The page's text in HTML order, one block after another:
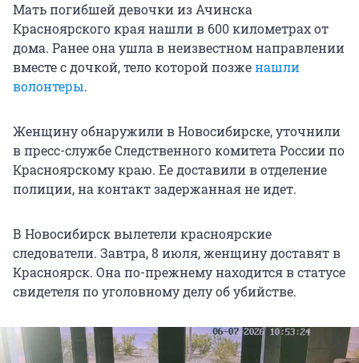
Мать погибшей девочки из Ачинска
Красноярского края нашли в 600 километрах от
дома. Ранее она ушла в неизвестном направлении
вместе с дочкой, тело которой позженашли
волонтеры.
Женщину обнаружили в Новосибирске, уточнили
в пресс-службе Следственного комитета России по
Красноярскому краю. Ее доставили в отделение
полиции, на контакт задержанная не идет.
В Новосибирск вылетели красноярские
следователи. Завтра, 8 июля, женщину доставят в
Красноярск. Она по-прежнему находится в статусе
свидетеля по уголовному делу об убийстве.